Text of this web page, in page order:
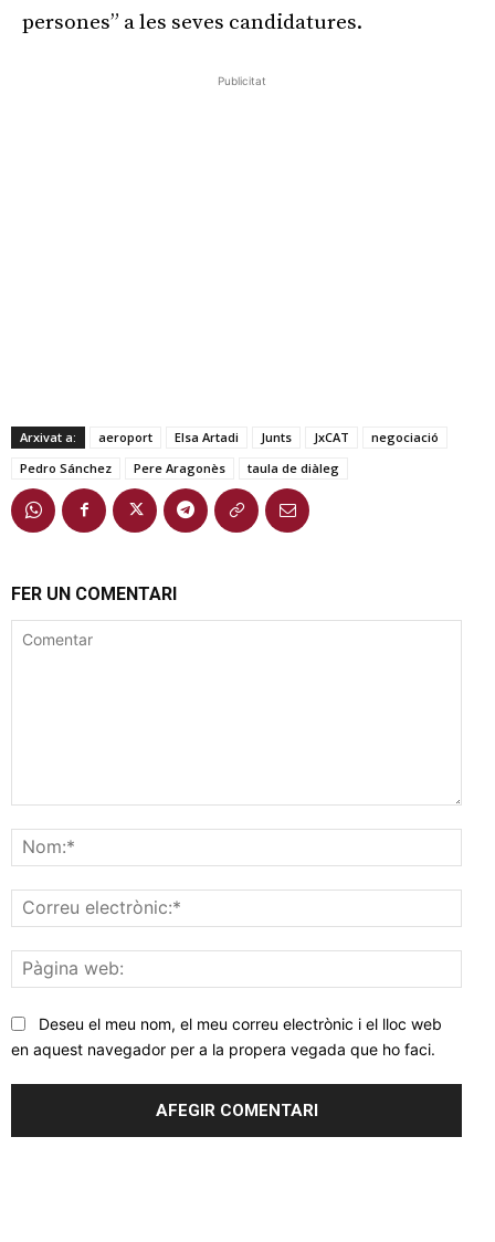
persones” a les seves candidatures.
Publicitat
Arxivat a: aeroport Elsa Artadi Junts JxCAT
negociació
Pedro Sánchez
Pere Aragonès taula de diàleg
FER UN COMENTARI
web:
Deseu el meu nom, el meu correu electrònic i el lloc web
en aquest navegador per a la propera vegada que ho faci.